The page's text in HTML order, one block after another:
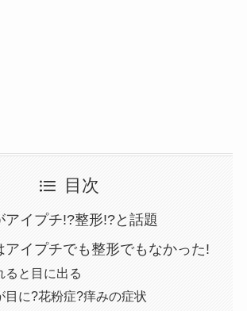
目次
アイプチ!?整形!?と話題
アイプチでも整形でもなかった!
ると目に出る
目に?花粉症?痒みの症状